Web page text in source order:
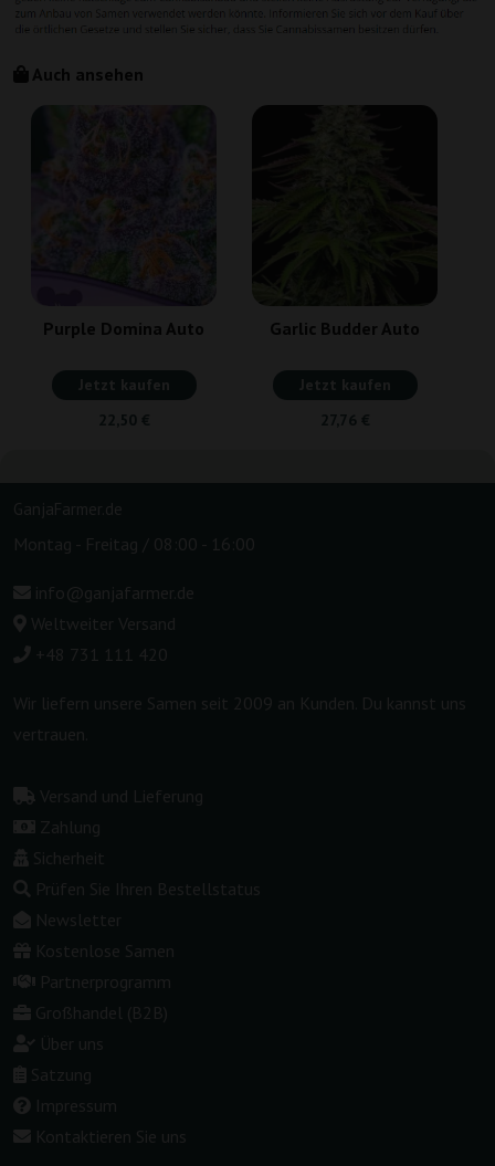
Auch ansehen
Purple Domina Auto
Jetzt kaufen
22,50 €
Garlic Budder Auto
Jetzt kaufen
27,76 €
GanjaFarmer.de
Montag - Freitag / 08:00 - 16:00
info@ganjafarmer.de
Weltweiter Versand
+48 731 111 420
Wir liefern unsere Samen seit 2009 an Kunden. Du kannst uns
vertrauen.
Versand und Lieferung
Zahlung
Sicherheit
Prüfen Sie Ihren Bestellstatus
Newsletter
Kostenlose Samen
Partnerprogramm
Großhandel (B2B)
Über uns
Satzung
Impressum
Kontaktieren Sie uns